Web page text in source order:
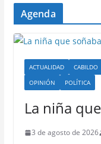
Agenda
ACTUALIDAD CABILDO
OPINIÓN
POLÍTICA
La niña
3 de agosto de 2026